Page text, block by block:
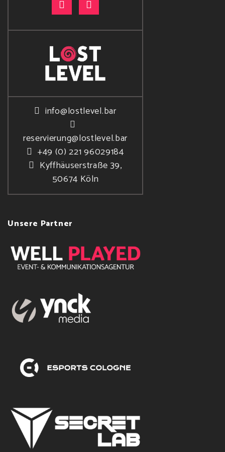
info@lostlevel.bar
reservierung@lostlevel.bar
+49 (0) 221 96029184
Kyffhäuserstraße 39,
50674 Köln
Unsere Partner